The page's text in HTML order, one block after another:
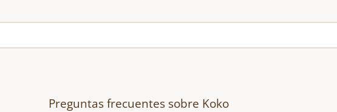
Preguntas frecuentes sobre Koko